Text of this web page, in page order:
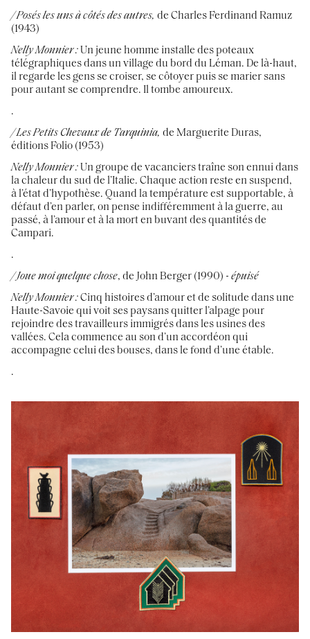
/ Posés les uns à côtés des autres, de Charles Ferdinand Ramuz
(1943)
Nelly Monnier : Un jeune homme installe des poteaux
télégraphiques dans un village du bord du Léman. De là-haut,
il regarde les gens se croiser, se côtoyer puis se marier sans
pour autant se comprendre. Il tombe amoureux.
.
/ Les Petits Chevaux de Tarquinia, de Marguerite Duras,
éditions Folio (1953)
Nelly Monnier : Un groupe de vacanciers traîne son ennui dans
la chaleur du sud de l’Italie. Chaque action reste en suspend,
à l’état d’hypothèse. Quand la température est supportable, à
défaut d’en parler, on pense indifféremment à la guerre, au
passé, à l’amour et à la mort en buvant des quantités de
Campari.
.
/ Joue moi quelque chose, de John Berger (1990) - épuisé
Nelly Monnier :Cinq histoires d’amour et de solitude dans une
Haute-Savoie qui voit ses paysans quitter l’alpage pour
rejoindre des travailleurs immigrés dans les usines des
vallées. Cela commence au son d’un accordéon qui
accompagne celui des bouses, dans le fond d’une étable.
.